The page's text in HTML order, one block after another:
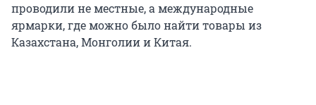
проводили не местные, а международные
ярмарки, где можно было найти товары из
Казахстана, Монголии и Китая.